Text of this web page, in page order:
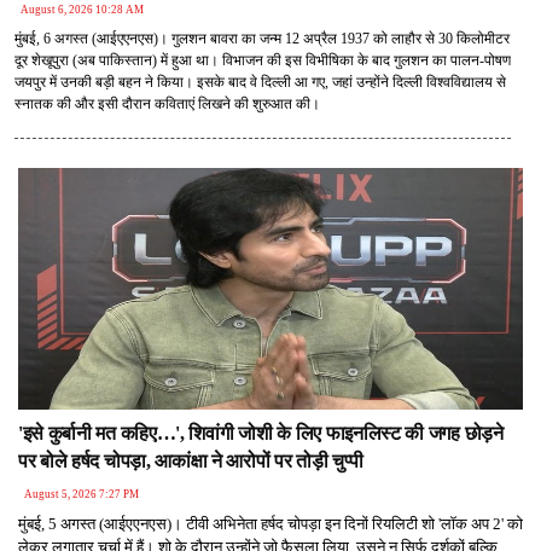
August 6, 2026 10:28 AM
मुंबई, 6 अगस्त (आईएएनएस)। गुलशन बावरा का जन्म 12 अप्रैल 1937 को लाहौर से 30 किलोमीटर
दूर शेखूपुरा (अब पाकिस्तान) में हुआ था। विभाजन की इस विभीषिका के बाद गुलशन का पालन-पोषण
जयपुर में उनकी बड़ी बहन ने किया। इसके बाद वे दिल्ली आ गए, जहां उन्होंने दिल्ली विश्वविद्यालय से
स्नातक की और इसी दौरान कविताएं लिखने की शुरुआत की।
'इसे कुर्बानी मत कहिए…', शिवांगी जोशी के लिए फाइनलिस्ट की जगह छोड़ने
पर बोले हर्षद चोपड़ा, आकांक्षा ने आरोपों पर तोड़ी चुप्पी
August 5, 2026 7:27 PM
मुंबई, 5 अगस्त (आईएएनएस)। टीवी अभिनेता हर्षद चोपड़ा इन दिनों रियलिटी शो 'लॉक अप 2' को
लेकर लगातार चर्चा में हैं। शो के दौरान उन्होंने जो फैसला लिया, उसने न सिर्फ दर्शकों बल्कि